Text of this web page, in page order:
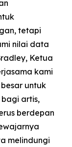
tetapi
nilai data
Ketua
kami
untuk
artis,
berdepan
melindungi